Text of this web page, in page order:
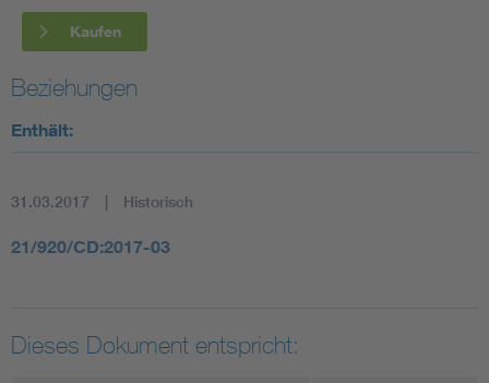
Kaufen
Beziehungen
Enthält:
31.03.2017 Historisch
21/920/CD:2017-03
Dieses Dokument entspricht: